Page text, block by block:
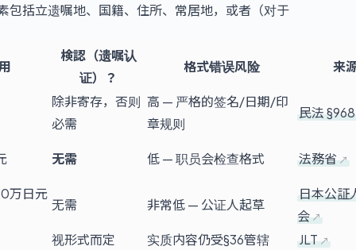
括立遗嘱地、国籍、住所、常居地，或者（对于
検認（遗嘱认
证）？
格式错误风险 来
除非寄存，否则
必需
高 — 严格的签名/日期/印
章规则
民法 §968
无需 低 — 职员会检查格式 法務省
万日元
无需 非常低 — 公证人起草
日本公証
会
视形式而定
实质内容仍受§36管辖
JLT